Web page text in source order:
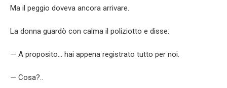
Ma il peggio doveva ancora arrivare.
La donna guardò con calma il poliziotto e disse:
— A proposito… hai appena registrato tutto per noi.
— Cosa?..